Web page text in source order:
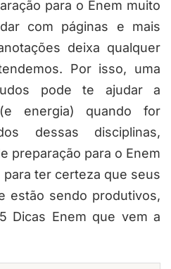
para o Enem muito
com páginas e mais
deixa qualquer
Por isso, uma
pode te ajudar a
energia) quando for
dessas disciplinas,
preparação para o Enem
para ter certeza que seus
estão sendo produtivos,
Dicas Enem que vem a